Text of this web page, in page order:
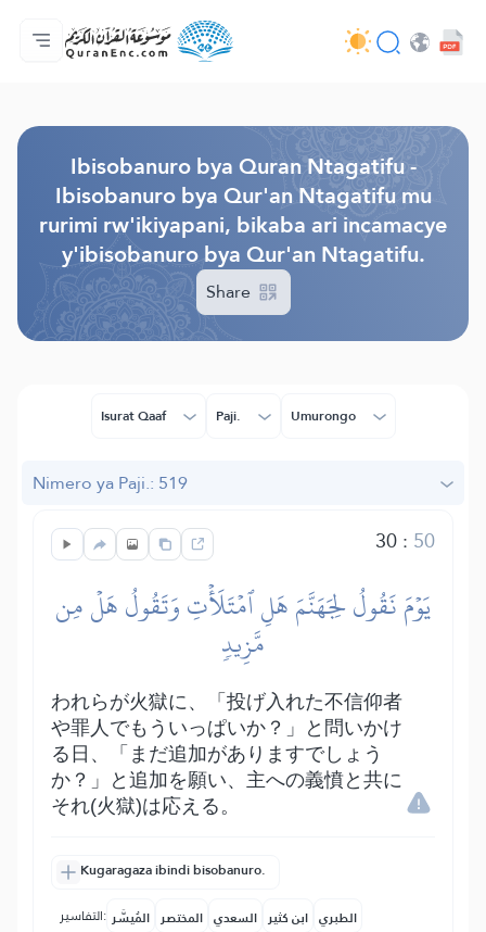
Ahabanza.
Ishakiro ry'ibisobanuro
Audio
Serivisi z'abakora amavugurura. - API
Ibijyanye n'umushinga.
Twandikire.
Ururimi.
Ibisobanuro bya Quran Ntagatifu -
Ibisobanuro bya Qur'an Ntagatifu mu
rurimi rw'ikiyapani, bikaba ari incamacye
y'ibisobanuro bya Qur'an Ntagatifu.
Share
Isurat Qaaf Paji. Umurongo
Nimero ya Paji.: 519
30: 50
يَوۡمَ نَقُولُ لِجَهَنَّمَ هَلِ ٱمۡتَلَأۡتِ وَتَقُولُ هَلۡ مِن
مَّزِيدٖ
われらが火獄に、「投げ入れた不信仰者
や罪人でもういっぱいか？」と問いかけ
る日、「まだ追加がありますでしょう
か？」と追加を願い、主への義憤と共に
それ(火獄)は応える。
Kugaragaza ibindi bisobanuro.
التفاسير: المُيسَّر المختصر السعدي ابن كثير الطبري